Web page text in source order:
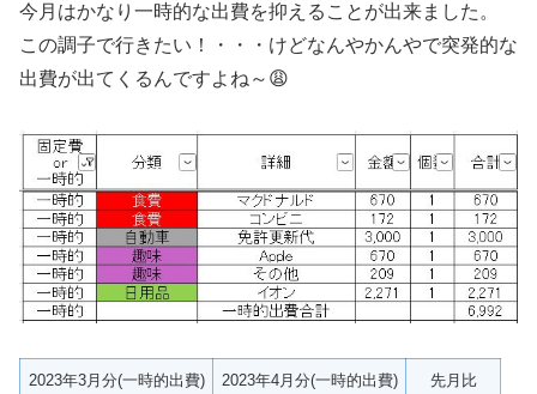
今月はかなり一時的な出費を抑えることが出来ました。
この調子で行きたい！・・・けどなんやかんやで突発的な
出費が出てくるんですよね～😩
2023年3月分(一時的出費) 2023年4月分(一時的出費) 先月比